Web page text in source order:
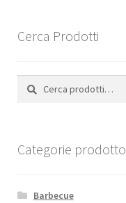
Cerca Prodotti
Cerca:
Cerca
Categorie prodotto
Barbecue